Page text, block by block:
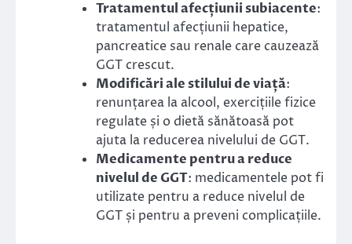
Tratamentul afecțiunii subiacente:
tratamentul afecțiunii hepatice,
pancreatice sau renale care cauzează
GGT crescut.
Modificări ale stilului de viață:
renunțarea la alcool, exercițiile fizice
regulate și o dietă sănătoasă pot
ajuta la reducerea nivelului de GGT.
Medicamente pentru a reduce
nivelul de GGT: medicamentele pot fi
utilizate pentru a reduce nivelul de
GGT și pentru a preveni complicațiile.